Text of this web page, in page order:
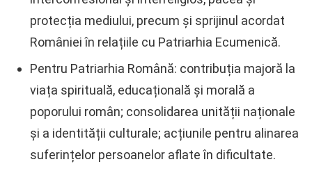
protecția mediului, precum și sprijinul acordat
României în relațiile cu Patriarhia Ecumenică.
Pentru Patriarhia Română: contribuția majoră la
viața spirituală, educațională și morală a
poporului român; consolidarea unității naționale
și a identității culturale; acțiunile pentru alinarea
suferințelor persoanelor aflate în dificultate.